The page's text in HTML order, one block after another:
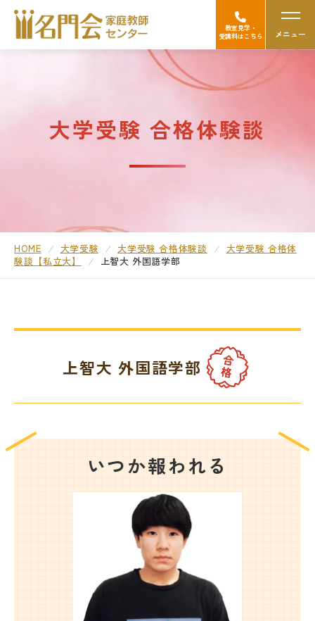
教室見学・
受講料はこちら メニュー
名門会の強み（選ばれる理由）
Googleの口コミを見る
大学受験
教室を探す
対策講座・特別コース
受講までの流れ 教室を探す
無料受験セミナ
プライバシーポリシー
カスタマーハラスメントに対する基本方針
リソー教育グループについて
大学受験 合格体験談
HOME 大学受験 大学受験 合格体験談
大学受験 合格体
験談【私立大】
上智大 外国語学部
上智大 外国語学部
いつか報われる